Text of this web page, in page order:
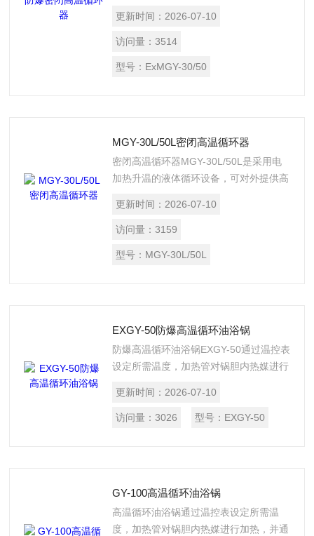
工、石化等行业的反应釜装置的加热。
更新时间： 2026-07-10
访问量： 3514
型号： ExMGY-30/50
MGY-30L/50L密闭高温循环器
密闭高温循环器MGY-30L/50L是采用电
加热升温的液体循环设备，可对外提供高
石化等行业的反应釜装置的加热。
更新时间： 2026-07-10
访问量： 3159
型号： MGY-30L/50L
EXGY-50防爆高温循环油浴锅
防爆高温循环油浴锅EXGY-50通过温控表
设定所需温度，加热管对锅胆内热媒进行
将锅胆内热媒输送到配套设备夹层内，间
接为反应器内物料进行加热。
更新时间： 2026-07-10
访问量： 3026 型号： EXGY-50
GY-100高温循环油浴锅
高温循环油浴锅通过温控表设定所需温
度，加热管对锅胆内热媒进行加热，并通